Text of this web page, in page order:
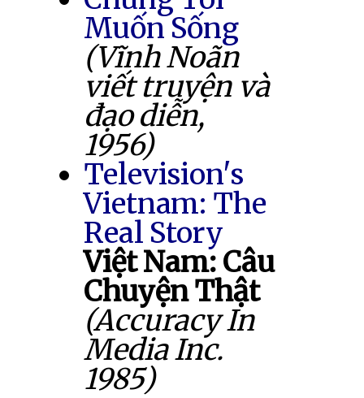
Muốn Sống
(Vĩnh Noãn
viết truyện và
đạo diễn,
1956)
Television's
Vietnam: The
Real Story
Việt Nam: Câu
Chuyện Thật
(Accuracy In
Media Inc.
1985)